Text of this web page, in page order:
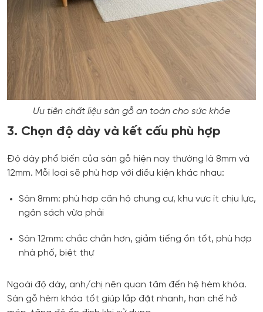
Ưu tiên chất liệu sàn gỗ an toàn cho sức khỏe
3. Chọn độ dày và kết cấu phù hợp
Độ dày phổ biến của sàn gỗ hiện nay thường là 8mm và
12mm. Mỗi loại sẽ phù hợp với điều kiện khác nhau:
Sàn 8mm: phù hợp căn hộ chung cư, khu vực ít chịu lực,
ngân sách vừa phải
Sàn 12mm: chắc chắn hơn, giảm tiếng ồn tốt, phù hợp
nhà phố, biệt thự
Ngoài độ dày, anh/chị nên quan tâm đến hệ hèm khóa.
Sàn gỗ hèm khóa tốt giúp lắp đặt nhanh, hạn chế hở